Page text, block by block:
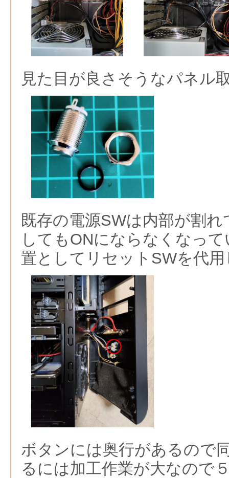
見た目が良さそうなパネル
既存の電源SWは内部が割
してもONにならなくなっ
置としてリセットSWを代
ボタンには奥行があるので
るには加工作業が大なので